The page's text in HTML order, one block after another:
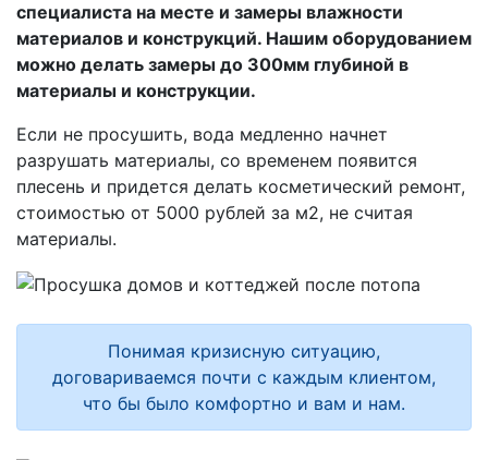
специалиста на месте и замеры влажности
материалов и конструкций. Нашим оборудованием
можно делать замеры до 300мм глубиной в
материалы и конструкции.
Если не просушить, вода медленно начнет
разрушать материалы, со временем появится
плесень и придется делать косметический ремонт,
стоимостью от 5000 рублей за м2, не считая
материалы.
Понимая кризисную ситуацию,
договариваемся почти с каждым клиентом,
что бы было комфортно и вам и нам.